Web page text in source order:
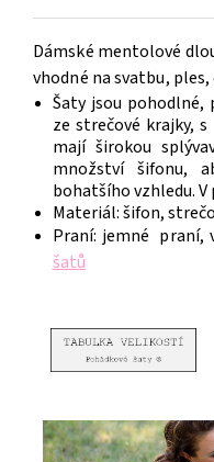
Dámské mentolové
vhodné na svatbu, ples,
Šaty jsou pohodlné,
ze strečové krajky,
mají širokou
množství šifonu,
bohatšího vzhledu. V
Materiál: šifon,
Praní: jemné praní,
šatů